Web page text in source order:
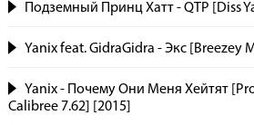
Подземный Принц Хатт - QTP [Diss
Yanix feat. GidraGidra - Экс [Breezey
Yanix - Почему Они Меня Хейтят
Calibree 7.62] [2015]